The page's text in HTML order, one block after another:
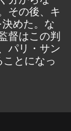
その後、キ
めた。な
督はこの判
パリ・サン
とになっ